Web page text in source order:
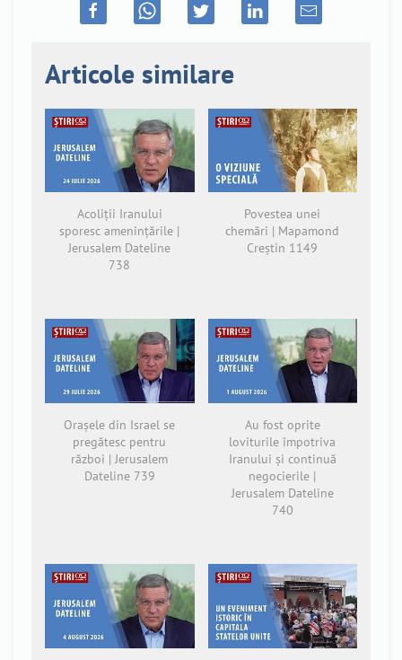
Articole similare
Acoliții Iranului
sporesc amenințările |
Jerusalem Dateline
738
Povestea unei
chemări | Mapamond
Creștin 1149
Orașele din Israel se
pregătesc pentru
război | Jerusalem
Dateline 739
Au fost oprite
loviturile împotriva
Iranului și continuă
negocierile |
Jerusalem Dateline
740